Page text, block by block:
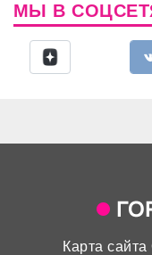
МЫ В
Карта сайта